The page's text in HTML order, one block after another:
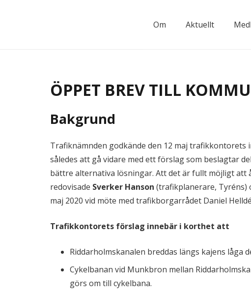
Om Aktuellt
ÖPPET BREV TILL
Bakgrund
Trafiknämnden godkände den 12 maj trafikkontorets
således att gå vidare med ett förslag som beslagtar
bättre alternativa lösningar. Att det är fullt möjligt
redovisade Sverker Hanson (trafikplanerare, Tyréns)
maj 2020 vid möte med trafikborgarrådet Daniel
Trafikkontorets förslag innebär i korthet att
Riddarholmskanalen breddas längs kajens låga
Cykelbanan vid Munkbron mellan
görs om till cykelbana.